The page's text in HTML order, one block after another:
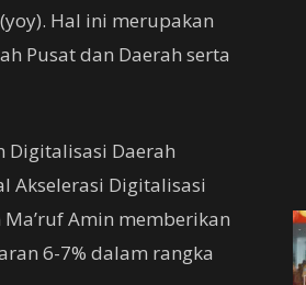
Hal ini merupakan
Pusat dan Daerah serta
Digitalisasi Daerah
Akselerasi Digitalisasi
Amin memberikan
6-7% dalam rangka